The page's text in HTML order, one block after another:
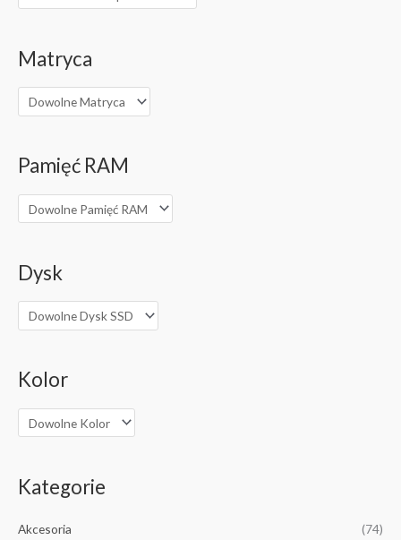
Matryca
Pamięć RAM
Dysk
Kolor
Kategorie
Akcesoria (74)